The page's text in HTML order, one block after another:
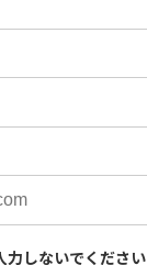
しないでください